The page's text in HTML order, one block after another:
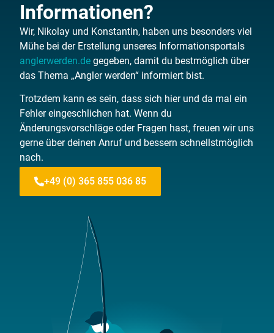
Informationen?
Wir, Nikolay und Konstantin, haben uns besonders viel
Mühe bei der Erstellung unseres Informationsportals
anglerwerden.de gegeben, damit du bestmöglich über
das Thema „Angler werden“ informiert bist.
Trotzdem kann es sein, dass sich hier und da mal ein
Fehler eingeschlichen hat. Wenn du
Änderungsvorschläge oder Fragen hast, freuen wir uns
gerne über deinen Anruf und bessern schnellstmöglich
nach.
+49 (0) 365 855 036 85